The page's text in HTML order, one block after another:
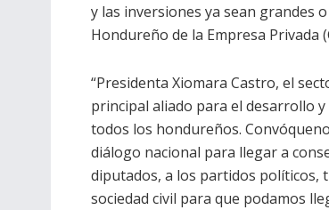
y las inversiones ya sean grandes
Hondureño de la Empresa Privada
“Presidenta Xiomara Castro, el
principal aliado para el desarrollo
todos los hondureños.
diálogo nacional para llegar a
diputados, a los partidos políticos,
sociedad civil para que podamos